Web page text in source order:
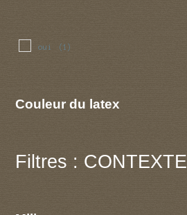
oui (1)
Couleur du latex
Filtres : CONTEXTE